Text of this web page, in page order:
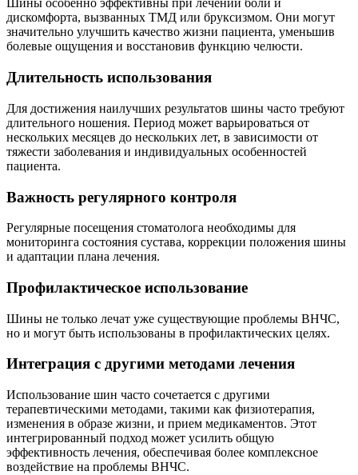
Шины особенно эффективны при лечении боли и
дискомфорта, вызванных ТМД или бруксизмом. Они могут
значительно улучшить качество жизни пациента, уменьшив
болевые ощущения и восстановив функцию челюсти.
Длительность использования
Для достижения наилучших результатов шины часто требуют
длительного ношения. Период может варьироваться от
нескольких месяцев до нескольких лет, в зависимости от
тяжести заболевания и индивидуальных особенностей
пациента.
Важность регулярного контроля
Регулярные посещения стоматолога необходимы для
мониторинга состояния сустава, коррекции положения шины
и адаптации плана лечения.
Профилактическое использование
Шины не только лечат уже существующие проблемы ВНЧС,
но и могут быть использованы в профилактических целях.
Интеграция с другими методами лечения
Использование шин часто сочетается с другими
терапевтическими методами, такими как физиотерапия,
изменения в образе жизни, и прием медикаментов. Этот
интегрированный подход может усилить общую
эффективность лечения, обеспечивая более комплексное
воздействие на проблемы ВНЧС.